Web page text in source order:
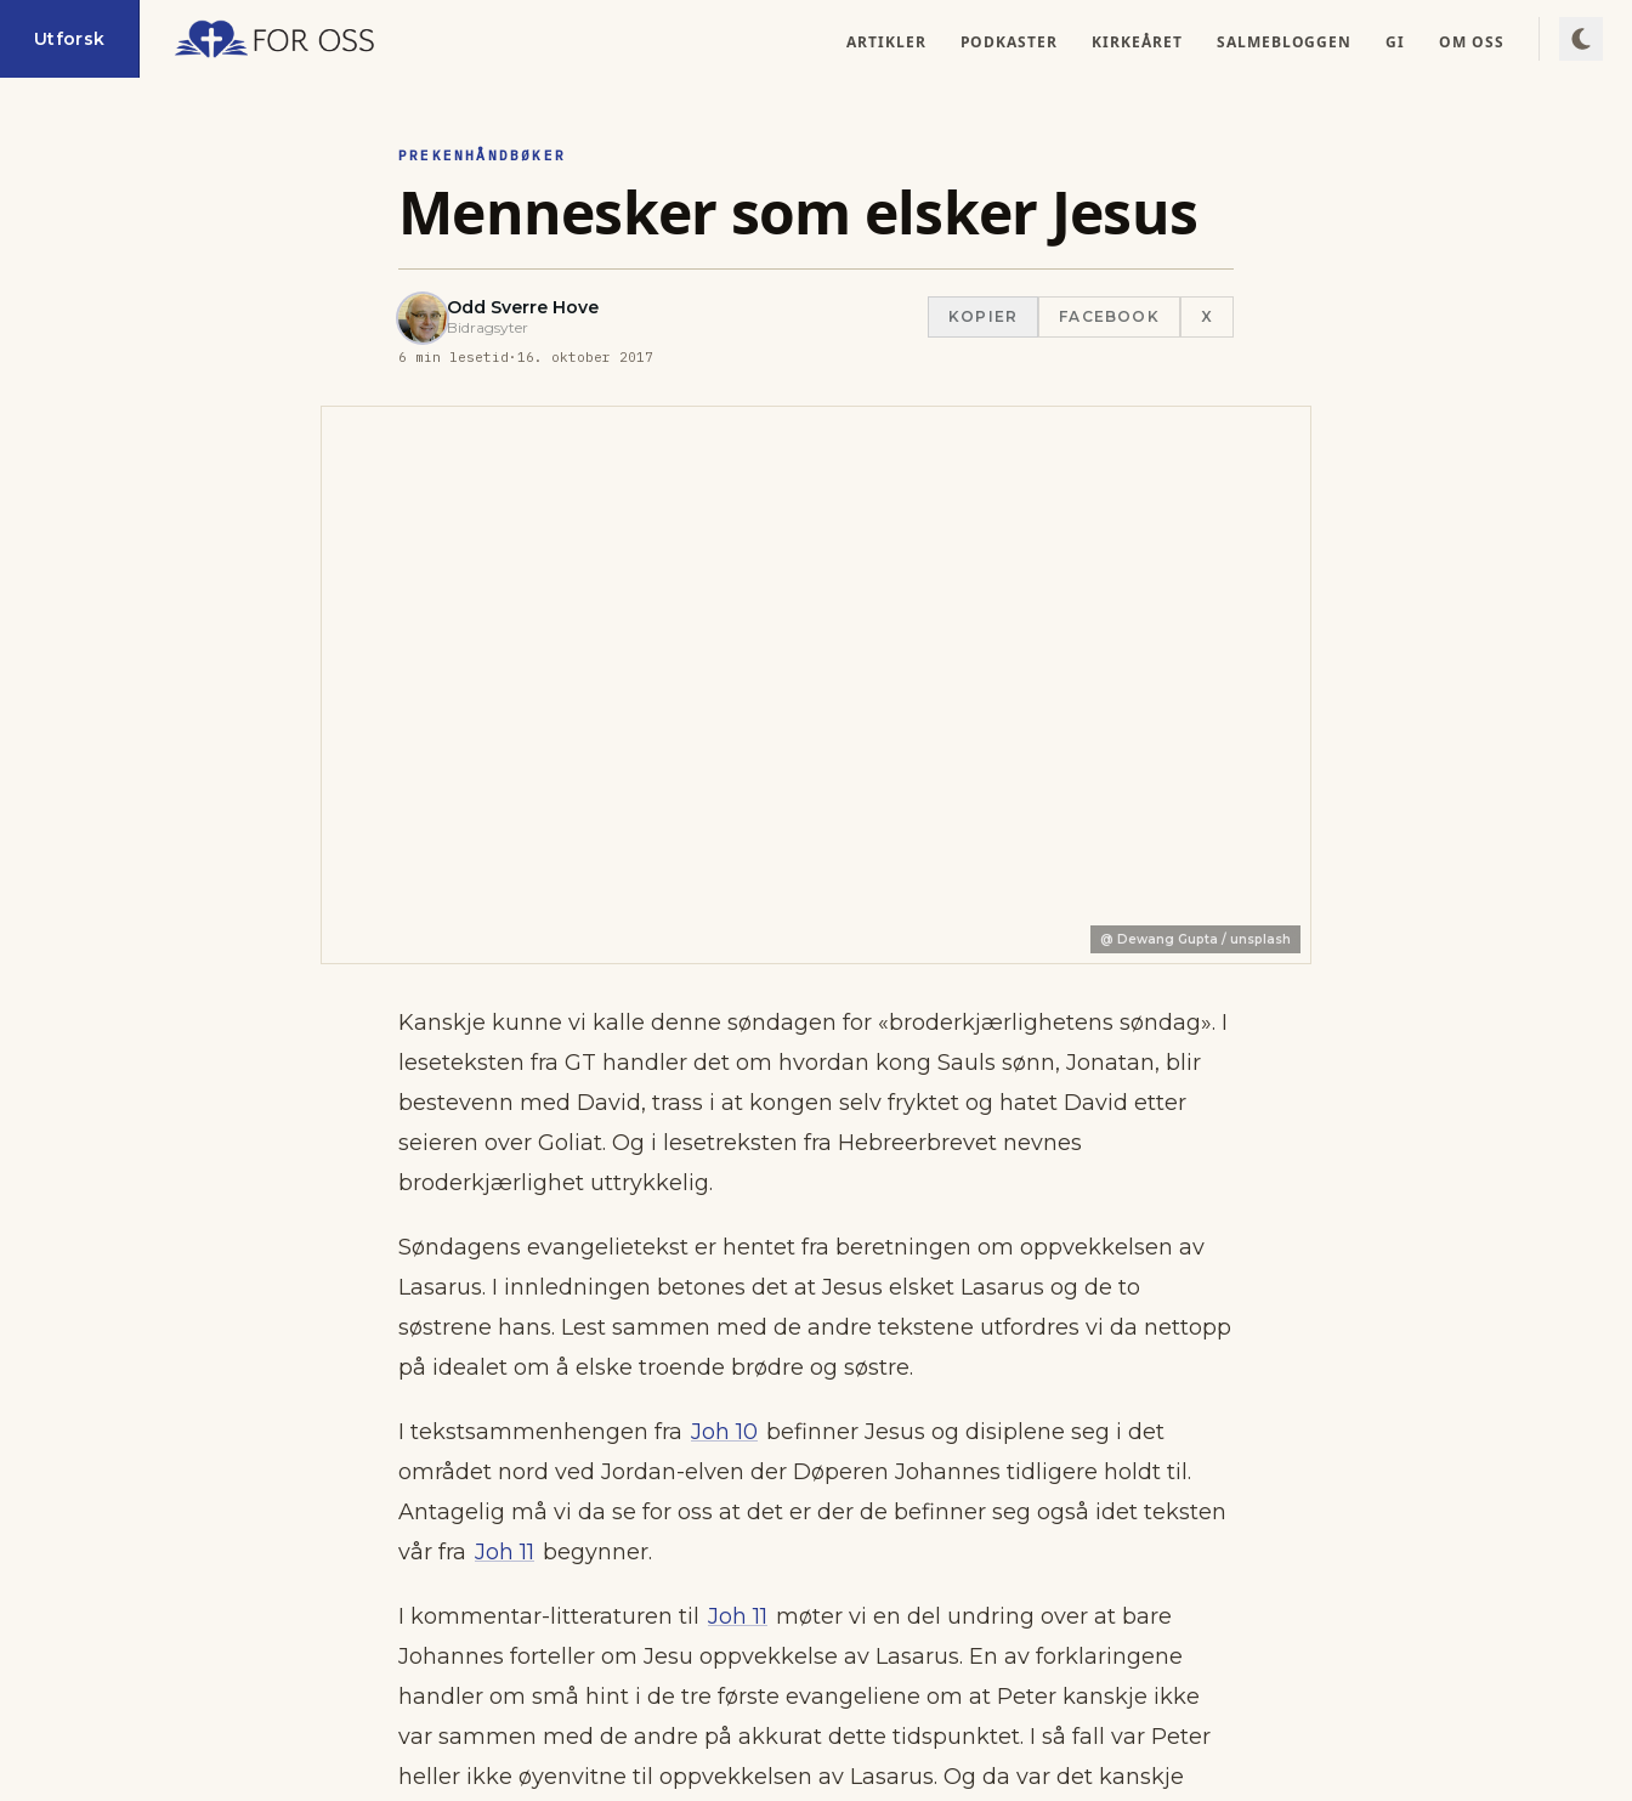
Utforsk ARTIKLER PODKASTER KIRKEÅRET SALMEBLOGGEN GI OM OSS
PREKENHÅNDBØKER
Mennesker som elsker Jesus
Odd Sverre Hove
Bidragsyter
KOPIER FACEBOOK X
6 min lesetid · 16. oktober 2017
@ Dewang Gupta / unsplash
Kanskje kunne vi kalle denne søndagen for «broderkjærlighetens søndag». I
leseteksten fra GT handler det om hvordan kong Sauls sønn, Jonatan, blir
bestevenn med David, trass i at kongen selv fryktet og hatet David etter
seieren over Goliat. Og i lesetreksten fra Hebreerbrevet nevnes
broderkjærlighet uttrykkelig.
Søndagens evangelietekst er hentet fra beretningen om oppvekkelsen av
Lasarus. I innledningen betones det at Jesus elsket Lasarus og de to
søstrene hans. Lest sammen med de andre tekstene utfordres vi da nettopp
på idealet om å elske troende brødre og søstre.
I tekstsammenhengen fra Joh 10 befinner Jesus og disiplene seg i det
området nord ved Jordan-elven der Døperen Johannes tidligere holdt til.
Antagelig må vi da se for oss at det er der de befinner seg også idet teksten
vår fra Joh 11 begynner.
I kommentar-litteraturen til Joh 11 møter vi en del undring over at bare
Johannes forteller om Jesu oppvekkelse av Lasarus. En av forklaringene
handler om små hint i de tre første evangeliene om at Peter kanskje ikke
var sammen med de andre på akkurat dette tidspunktet. I så fall var Peter
heller ikke øyenvitne til oppvekkelsen av Lasarus. Og da var det kanskje